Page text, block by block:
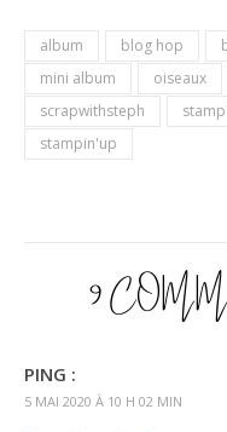
album blog hop
mini album
oiseaux
scrapwithsteph
stampin'up
9
PING :
5 MAI 2020 À 10 H 02 MIN